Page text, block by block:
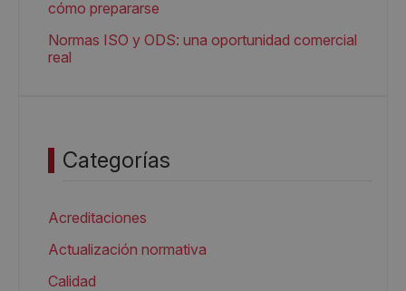
cómo prepararse
Normas ISO y ODS: una oportunidad comercial
real
Categorías
Acreditaciones
Actualización normativa
Calidad